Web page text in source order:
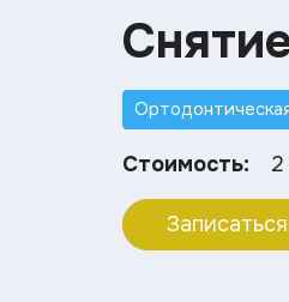
Стоимость: